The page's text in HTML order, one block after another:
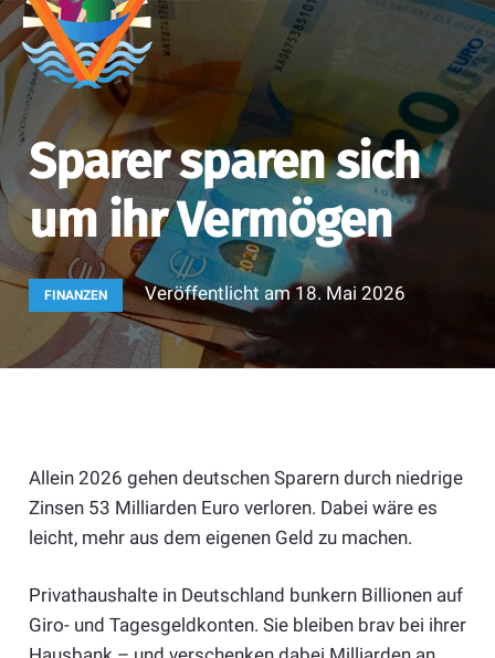
Sparer sparen sich
um ihr Vermögen
FINANZEN Veröffentlicht am18. Mai 2026
Allein 2026 gehen deutschen Sparern durch niedrige
Zinsen 53 Milliarden Euro verloren. Dabei wäre es
leicht, mehr aus dem eigenen Geld zu machen.
Privathaushalte in Deutschland bunkern Billionen auf
Giro- und Tagesgeldkonten. Sie bleiben brav bei ihrer